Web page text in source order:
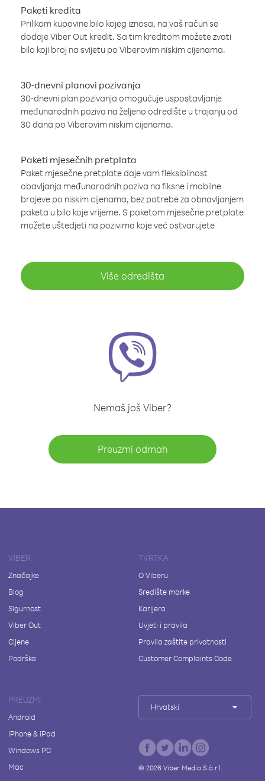
Paketi kredita
Prilikom kupovine bilo kojeg iznosa, na vaš račun se
dodaje Viber Out kredit. Sa tim kreditom možete zvati
bilo koji broj na svijetu po Viberovim niskim cijenama.
30-dnevni planovi pozivanja
30-dnevni plan pozivanja omogućuje uspostavljanje
međunarodnih poziva na željeno odredište u trajanju od
30 dana po Viberovim niskim cijenama.
Paketi mjesečnih pretplata
Paket mjesečne pretplate daje vam fleksibilnost
obavljanja međunarodnih poziva na fiksne i mobilne
brojeve po niskim cijenama, bez potrebe za obnavljanjem
paketa u bilo koje vrijeme. S paketom mjesečne pretplate
možete uštedjeti na pozivima koje već ostvarujete
Više odredišta
Nemaš još Viber?
Preuzmi odmah
VIBER
Značajke
Blog
Sigurnost
Viber Out
Cijene
Podrška
TVRTKA
O Viberu
Središte marke
Karijera
Uvjeti i pravila
Pravila zaštite privatnosti
Customer Complaints Code
PREUZMI
Android
iPhone & iPad
Windows PC
Mac
Hrvatski
© 2026Viber Media S.à r.l.